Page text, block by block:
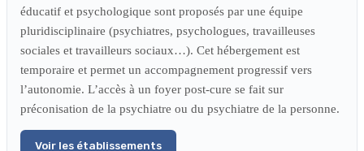
éducatif et psychologique sont proposés par une équipe
pluridisciplinaire (psychiatres, psychologues, travailleuses
sociales et travailleurs sociaux…). Cet hébergement est
temporaire et permet un accompagnement progressif vers
l’autonomie. L’accès à un foyer post-cure se fait sur
préconisation de la psychiatre ou du psychiatre de la personne.
Voir les établissements